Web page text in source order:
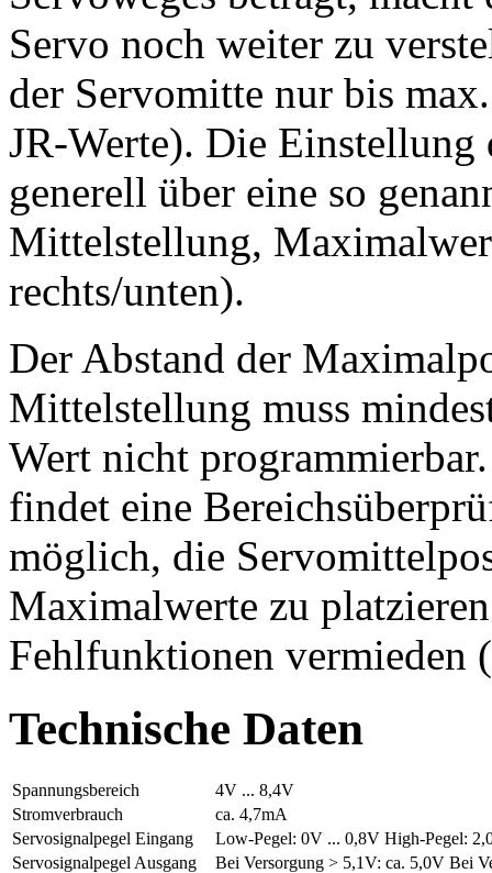
Servo noch weiter zu
der Servomitte nur bis
JR-Werte). Die
generell über eine so
Mittelstellung,
rechts/unten).
Der Abstand der
Mittelstellung muss
Wert nicht
findet eine
möglich, die
Maximalwerte zu
Fehlfunktionen vermieden
Technische Daten
Spannungsbereich
4V ... 8,4V
Stromverbrauch
ca. 4,7mA
Servosignalpegel Eingang
Low-Pegel: 0V ... 0,8V High-Pegel:
Servosignalpegel Ausgang
Bei Versorgung > 5,1V: ca. 5,0V Bei